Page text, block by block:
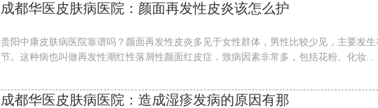
成都华医皮肤病医院：颜面再发性皮炎该怎么护
贵阳中康皮肤病医院靠谱吗？颜面再发性皮炎多见于女性群体，男性比较少见，主要发生
节。这种病也叫做再发性潮红性落屑性颜面红皮症，致病因素非常多，包括花粉、化妆...
成都华医皮肤病医院：造成湿疹发病的原因有那